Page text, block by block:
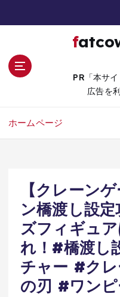
fatcowgames.n
PR「本サ
広告を
ホームページ
【クレーン
ン橋渡し設
ズフィギュ
れ！#橋渡し
チャー #ク
の刃 #ワンピ